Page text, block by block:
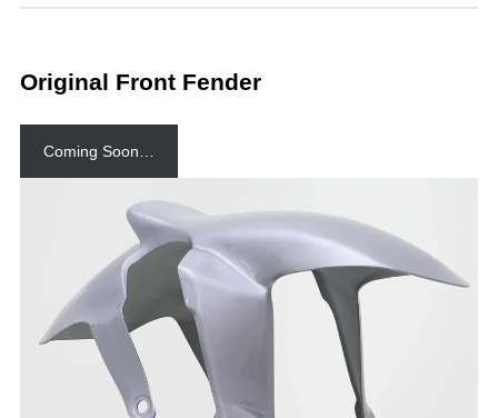
Original Front Fender
Coming Soon…